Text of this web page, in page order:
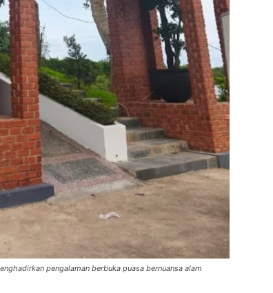
pengalaman berbuka puasa bernuansa alam